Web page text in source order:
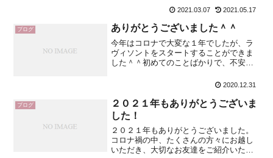
さま。先日、『体質改善ダイエット』を
卒業されました！食事や生活習慣の改善
を、３ケ月間サポートさせ...
2021.03.07 2021.05.17
ブログ ありがとうございました＾＾
今年はコロナで大変な１年でしたが、ラ
ヴィソントをスタートすることができま
した＾＾初めてのことばかりで、不安な
の変化などの感想をくださったりと、と
がとうございます♡来年も...
2020.12.31
ブログ
２０２１年もありがとうございま
した！
２０２１年もありがとうございました。
コロナ禍の中、たくさんの方々にお越し
いただき、大切なお友達をご紹介いただ